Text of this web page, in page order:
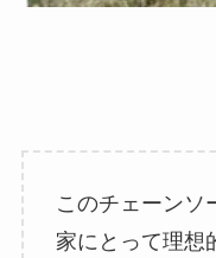
このチェーンソ
家にとって理想